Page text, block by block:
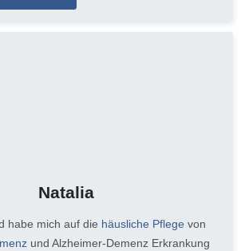
Natalia
habe mich auf die häusliche Pflege von
und Alzheimer-Demenz Erkrankung